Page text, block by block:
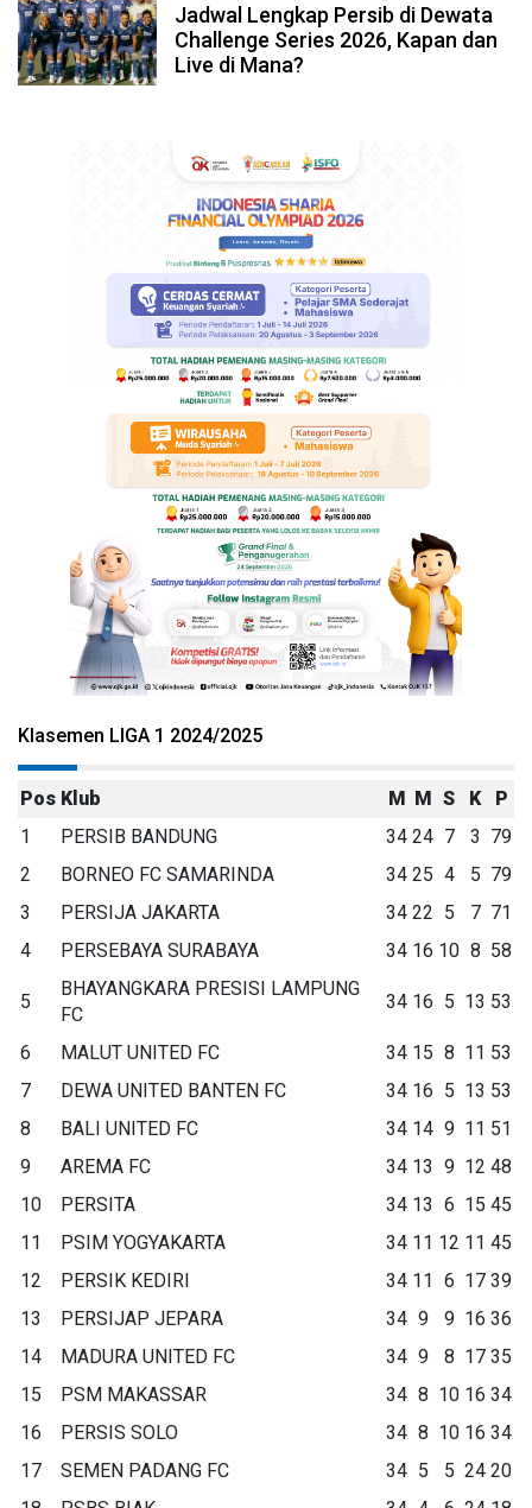
Jadwal Lengkap Persib di Dewata
Challenge Series 2026, Kapan dan
Live di Mana?
Klasemen LIGA 1 2024/2025
Pos Klub M M S K
P
1
PERSIB BANDUNG 34 24 7 3 79
2
BORNEO FC SAMARINDA 34 25 4 5 79
3
PERSIJA JAKARTA 34 22 5 7 71
4
PERSEBAYA SURABAYA 34 16 10 8 58
5
BHAYANGKARA PRESISI LAMPUNG
FC
34 16 5 13 53
6 MALUT UNITED FC 34 15 8 11 53
7
DEWA UNITED BANTEN FC 34 16 5 13 53
8
BALI UNITED FC 34 14 9 11 51
9
AREMA FC 34 13 9 12 48
10
PERSITA 34 13 6 15 45
11
PSIM YOGYAKARTA 34 11 12 11 45
12
PERSIK KEDIRI 34 11 6 17 39
13
PERSIJAP JEPARA 34 9 9 16 36
14
MADURA UNITED FC 34 9 8 17 35
15
PSM MAKASSAR 34 8 10 16 34
16
PERSIS SOLO 34 8 10 16 34
17
SEMEN PADANG FC 34 5 5 24 20